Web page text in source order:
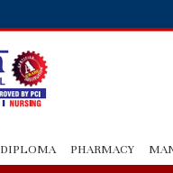
DIPLOMA PHARMACY